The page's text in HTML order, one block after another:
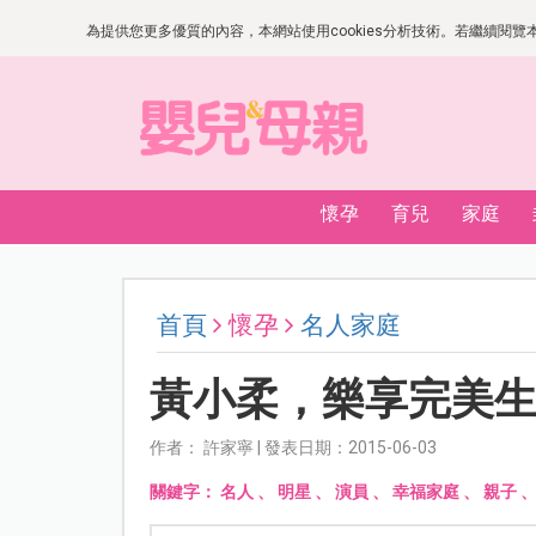
為提供您更多優質的內容，本網站使用cookies分析技術。若繼續閱
懷孕 育兒 家庭
首頁 懷孕 名人家庭
黃小柔，樂享完美
作者： 許家寧 | 發表日期：2015-06-03
關鍵字： 名人 、 明星 、 演員 、 幸福家庭、 親子